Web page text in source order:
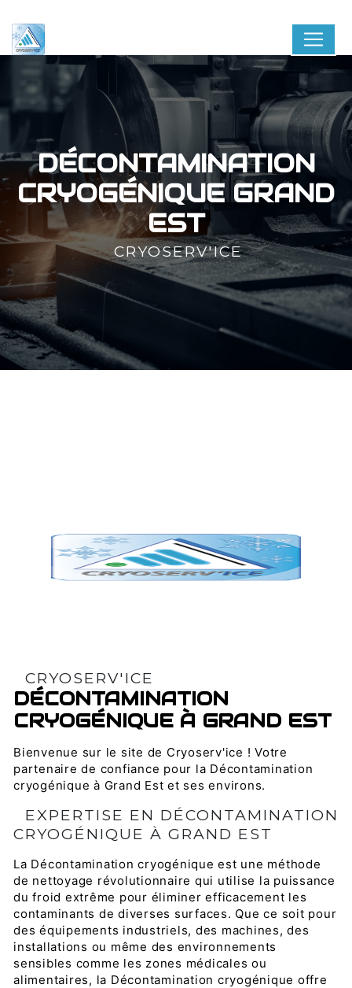
DÉCONTAMINATION
CRYOGÉNIQUE GRAND
EST
CRYOSERV'ICE
CRYOSERV'ICE
DÉCONTAMINATION
CRYOGÉNIQUE À GRAND EST
Bienvenue sur le site de Cryoserv'ice ! Votre
partenaire de confiance pour la Décontamination
cryogénique à Grand Est et ses environs.
EXPERTISE EN DÉCONTAMINATION
CRYOGÉNIQUE À GRAND EST
La Décontamination cryogénique est une méthode
de nettoyage révolutionnaire qui utilise la puissance
du froid extrême pour éliminer efficacement les
contaminants de diverses surfaces. Que ce soit pour
des équipements industriels, des machines, des
installations ou même des environnements
sensibles comme les zones médicales ou
alimentaires, la Décontamination cryogénique offre